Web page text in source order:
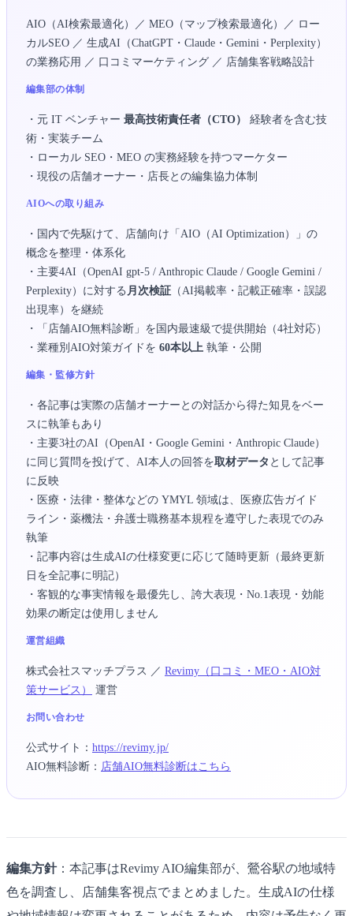
AIO（AI検索最適化）／ MEO（マップ検索最適化）／ ロー
カルSEO ／ 生成AI（ChatGPT・Claude・Gemini・Perplexity）
の業務応用 ／ 口コミマーケティング ／ 店舗集客戦略設計
編集部の体制
・元 IT ベンチャー 最高技術責任者（CTO）
経験者を含む技
術・実装チーム
・ローカル SEO・MEO の実務経験を持つマーケター
・現役の店舗オーナー・店長との編集協力体制
AIOへの取り組み
・国内で先駆けて、店舗向け「AIO（AI Optimization）」の
概念を整理・体系化
・主要4AI（OpenAI gpt-5 / Anthropic Claude / Google Gemini /
Perplexity）に対する 月次検証 （AI掲載率・記載正確率・誤認
出現率）を継続
・「店舗AIO無料診断」を国内最速級で提供開始（4社対応）
・業種別AIO対策ガイドを 60本以上 執筆・公開
編集・監修方針
・各記事は実際の店舗オーナーとの対話から得た知見をベー
スに執筆もあり
・主要3社のAI（OpenAI・Google Gemini・Anthropic Claude）
に同じ質問を投げて、AI本人の回答を取材データ として記事
に反映
・医療・法律・整体などの YMYL 領域は、医療広告ガイド
ライン・薬機法・弁護士職務基本規程を遵守した表現でのみ
執筆
・記事内容は生成AIの仕様変更に応じて随時更新（最終更新
日を全記事に明記）
・客観的な事実情報を最優先し、誇大表現・No.1表現・効能
効果の断定は使用しません
運営組織
株式会社スマッチプラス ／ Revimy（口コミ・MEO・AIO対
策サービス）
運営
お問い合わせ
公式サイト： https://revimy.jp/
AIO無料診断： 店舗AIO無料診断はこちら
編集方針：本記事はRevimy AIO編集部が、鶯谷駅の地域特
色を調査し、店舗集客視点でまとめました。生成AIの仕様